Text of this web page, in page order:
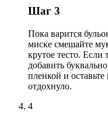
Шаг 3
Пока варится
миске смешайте
крутое тесто.
добавить
пленкой и
отдохнуло.
4